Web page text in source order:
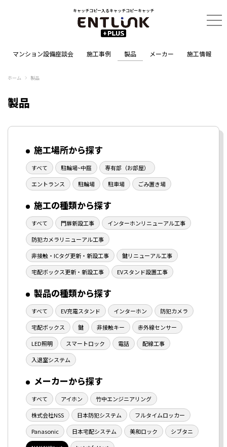
キャッチコピー入るキャッチコピーキャッチ
マンション設備座談会 施工事例 製品 メーカー 施工情報
ホーム 製品
製品
施工場所から探す
すべて 駐輪場~中庭
専有部（お部屋）
エントランス
駐輪場 駐車場 ごみ置き場
施工の種類から探す
すべて 門扉新設工事
インターホンリニューアル工事
防犯カメラリニューアル工事
非接触・ICタグ更新・新設工事
鍵リニューアル工事
宅配ボックス更新・新設工事
EVスタンド設置工事
製品の種類から探す
すべて EV充電スタンド インターホン
防犯カメラ
宅配ボックス
鍵 非接触キー
赤外線センサー
LED照明
スマートロック 電話
配線工事
入退室システム
メーカーから探す
すべて アイホン
竹中エンジニアリング
株式会社NSS
日本防犯システム
フルタイムロッカー
Panasonic
日本宅配システム 美和ロック
シブタニ